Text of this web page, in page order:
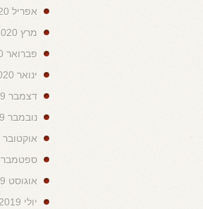
אפריל 2020
מרץ 2020
פברואר 2020
ינואר 2020
דצמבר 2019
נובמבר 2019
אוקטובר 2019
ספטמבר 2019
אוגוסט 2019
יולי 2019